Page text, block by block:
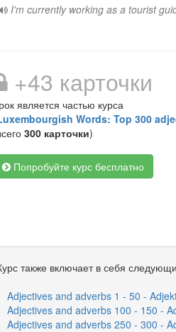
I'm currently working as a tourist
+43 карточки
является частью курса
Words: Top 300
300 карточки)
Попробуйте курс бесплатно
также включает в себя
Adjectives and adverbs 1 - 50 -
Adjectives and adverbs 100 - 150 -
Adjectives and adverbs 250 - 300 -